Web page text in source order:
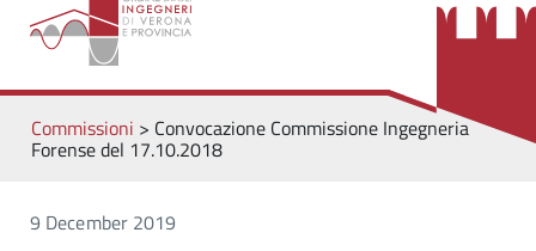
Commissioni > Convocazione Commissione Ingegneria
Forense del 17.10.2018
9 December 2019